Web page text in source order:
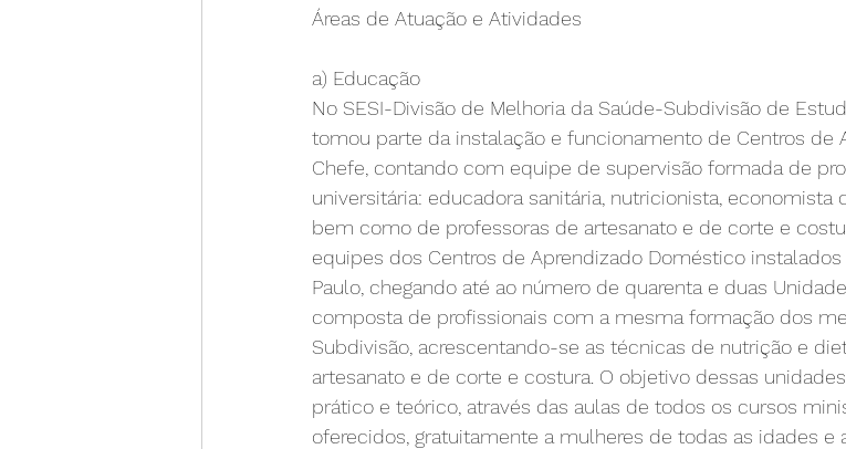
Áreas de Atuação e Atividades
a) Educação
No SESI-Divisão de Melhoria da Saúde-Subdivisão de
tomou parte da instalação e funcionamento de Centros de
Chefe, contando com equipe de supervisão formada de
universitária: educadora sanitária, nutricionista, economista
bem como de professoras de artesanato e de corte e
equipes dos Centros de Aprendizado Doméstico
Paulo, chegando até ao número de quarenta e duas
composta de profissionais com a mesma formação dos
Subdivisão, acrescentando-se as técnicas de nutrição e
artesanato e de corte e costura. O objetivo dessas
prático e teórico, através das aulas de todos os cursos
oferecidos, gratuitamente a mulheres de todas as idades e